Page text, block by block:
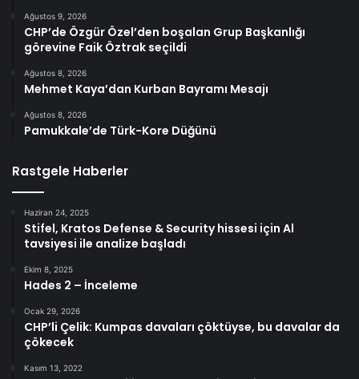
Ağustos 9, 2026
CHP’de Özgür Özel’den boşalan Grup Başkanlığı
görevine Faik Öztrak seçildi
Ağustos 8, 2026
Mehmet Kaya’dan Kurban Bayramı Mesajı
Ağustos 8, 2026
Pamukkale’de Türk-Kore Düğünü
Rastgele Haberler
Haziran 24, 2025
Stifel, Kratos Defense & Security hissesi için Al
tavsiyesi ile analize başladı
Ekim 8, 2025
Hades 2 – İnceleme
Ocak 29, 2026
CHP’li Çelik: Kumpas davaları çöktüyse, bu davalar da
çökecek
Kasım 13, 2022